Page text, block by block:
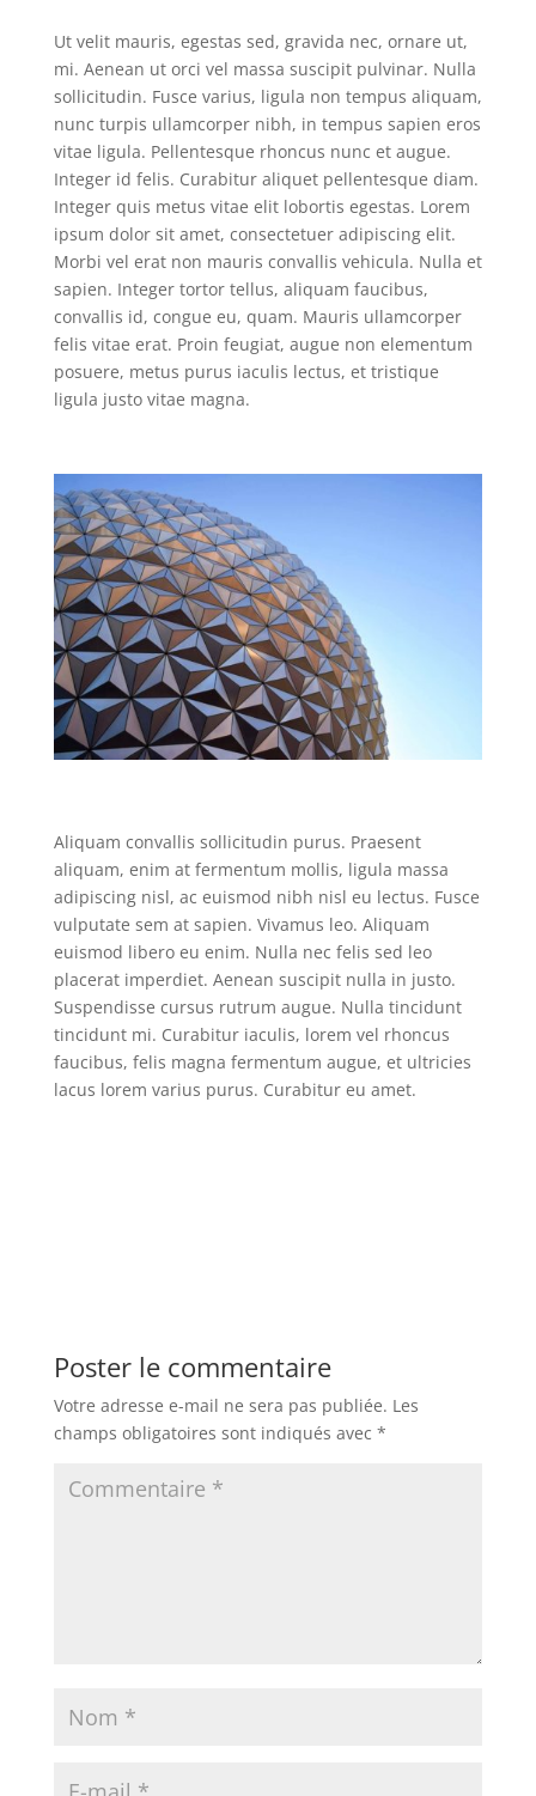
Ut velit mauris, egestas sed, gravida nec, ornare ut,
mi. Aenean ut orci vel massa suscipit pulvinar. Nulla
sollicitudin. Fusce varius, ligula non tempus aliquam,
nunc turpis ullamcorper nibh, in tempus sapien eros
vitae ligula. Pellentesque rhoncus nunc et augue.
Integer id felis. Curabitur aliquet pellentesque diam.
Integer quis metus vitae elit lobortis egestas. Lorem
ipsum dolor sit amet, consectetuer adipiscing elit.
Morbi vel erat non mauris convallis vehicula. Nulla et
sapien. Integer tortor tellus, aliquam faucibus,
convallis id, congue eu, quam. Mauris ullamcorper
felis vitae erat. Proin feugiat, augue non elementum
posuere, metus purus iaculis lectus, et tristique
ligula justo vitae magna.
Aliquam convallis sollicitudin purus. Praesent
aliquam, enim at fermentum mollis, ligula massa
adipiscing nisl, ac euismod nibh nisl eu lectus. Fusce
vulputate sem at sapien. Vivamus leo. Aliquam
euismod libero eu enim. Nulla nec felis sed leo
placerat imperdiet. Aenean suscipit nulla in justo.
Suspendisse cursus rutrum augue. Nulla tincidunt
tincidunt mi. Curabitur iaculis, lorem vel rhoncus
faucibus, felis magna fermentum augue, et ultricies
lacus lorem varius purus. Curabitur eu amet.
Poster le commentaire
Votre adresse e-mail ne sera pas publiée. Les
champs obligatoires sont indiqués avec *